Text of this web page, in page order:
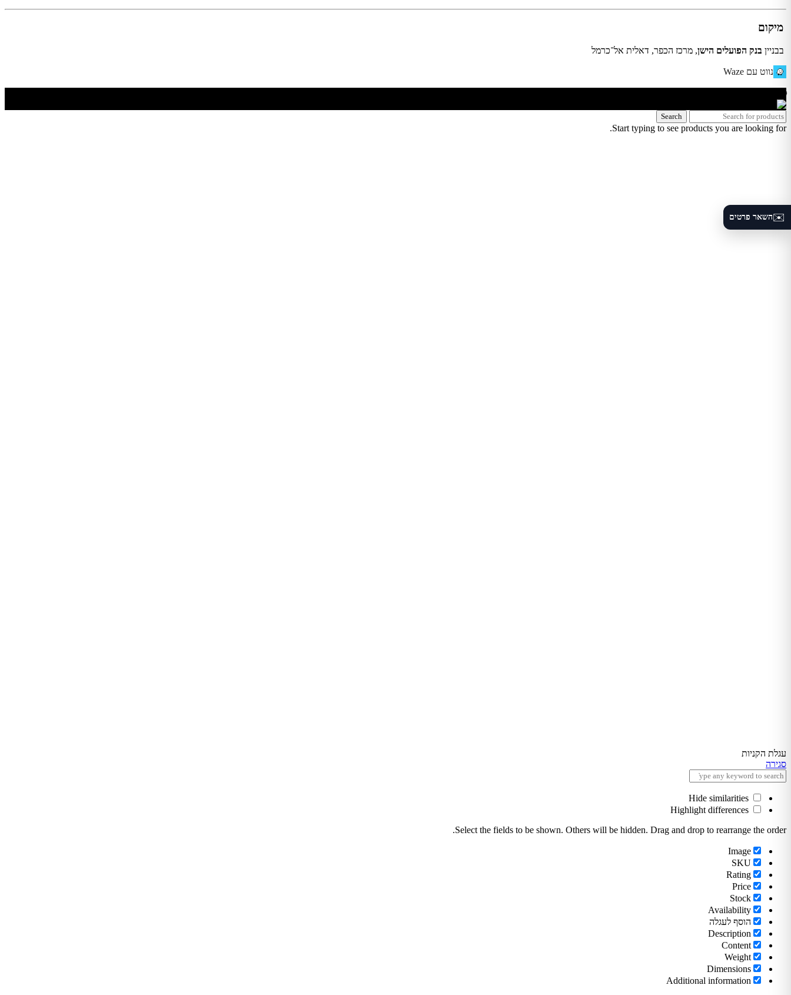
מיקום
בבניין בנק הפועלים הישן, מרכז הכפר, דאלית אל־כרמל
נווט עם Waze
Search
Start typing to see products you are looking for.
עגלת הקניות
סגירה
Select the fields to be shown. Others will be hidden. Drag and drop to rearrange the order.
Image
SKU
Rating
Price
Stock
Availability
הוסף לעגלה
Description
Content
Weight
Dimensions
Additional information
✉️השאר פרטים